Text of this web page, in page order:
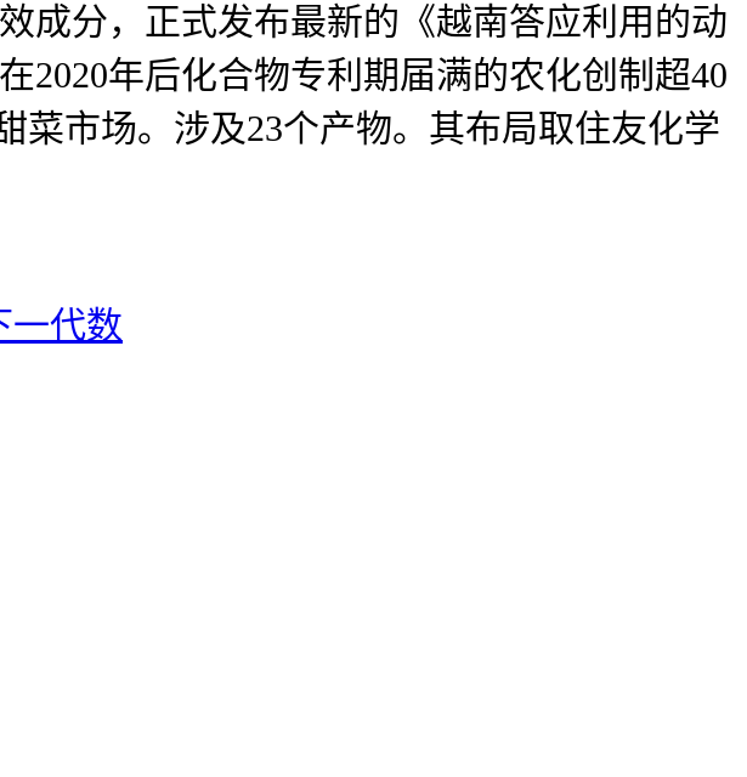
成分，正式发布最新的《越南答应利用的动
2020年后化合物专利期届满的农化创制超40
菜市场。涉及23个产物。其布局取住友化学
一代数